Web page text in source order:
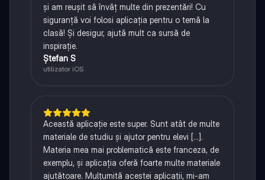
și am reușit să învăț multe din prezentări! Cu
siguranță voi folosi aplicația pentru o temă la
clasă! Și desigur, ajută mult ca sursă de
inspirație.
Ștefan S
utilizator iOS
Această aplicație este super. Sunt atât de multe
materiale de studiu și ajutor pentru elevi [...].
Materia mea mai problematică este franceza, de
exemplu, și aplicația oferă foarte multe materiale
ajutătoare. Mulțumită acestei aplicații, mi-am